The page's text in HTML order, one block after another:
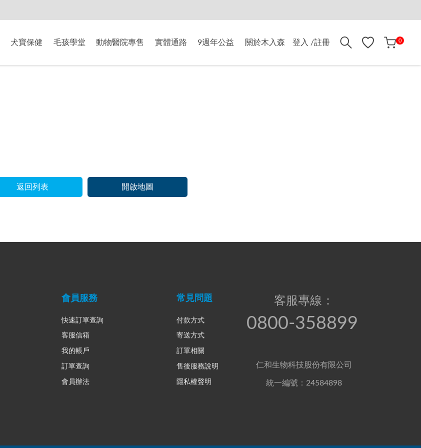
犬寶保健 毛孩學堂 動物醫院專售 實體通路 9週年公益 關於木入森 登入 /註冊 0
返回列表 開啟地圖
客服專線：
0800-358899
仁和生物科技股份有限公司
統一編號：24584898
會員服務
快速訂單查詢
客服信箱
我的帳戶
訂單查詢
會員辦法
常見問題
付款方式
寄送方式
訂單相關
售後服務說明
隱私權聲明